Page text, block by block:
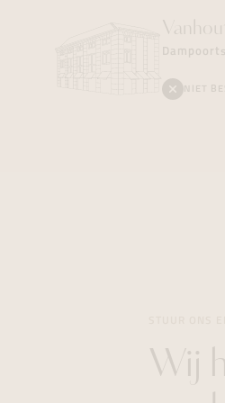
NIET
Wij